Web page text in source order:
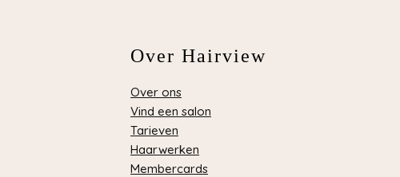
Over Hairview
Over ons
Vind een salon
Tarieven
Haarwerken
Membercards